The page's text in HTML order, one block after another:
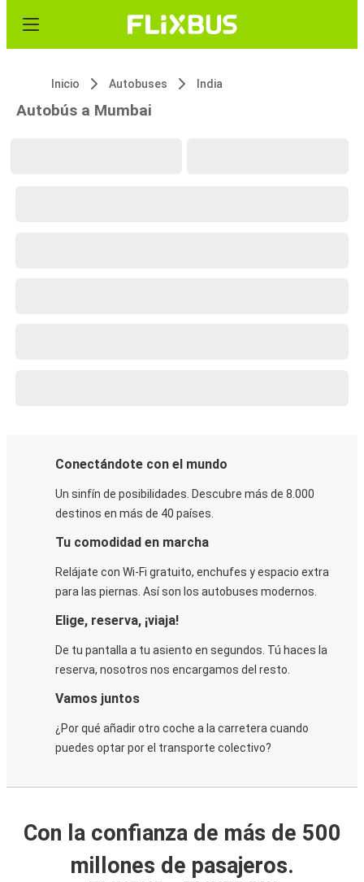
Inicio Autobuses India
Autobús a Mumbai
Conectándote con el mundo
Un sinfín de posibilidades. Descubre más de 8.000
destinos en más de 40 países.
Tu comodidad en marcha
Relájate con Wi-Fi gratuito, enchufes y espacio extra
para las piernas. Así son los autobuses modernos.
Elige, reserva, ¡viaja!
De tu pantalla a tu asiento en segundos. Tú haces la
reserva, nosotros nos encargamos del resto.
Vamos juntos
¿Por qué añadir otro coche a la carretera cuando
puedes optar por el transporte colectivo?
Con la confianza de más de 500
millones de pasajeros.